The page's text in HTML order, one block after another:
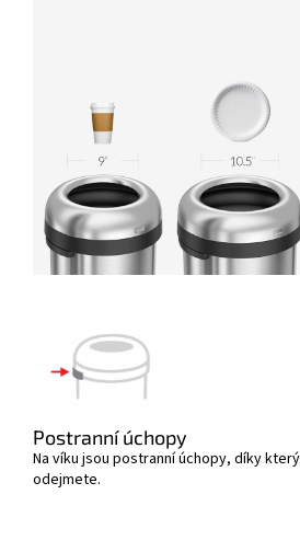
Postranní úchopy
Na víku jsou postranní úchopy, díky
odejmete.